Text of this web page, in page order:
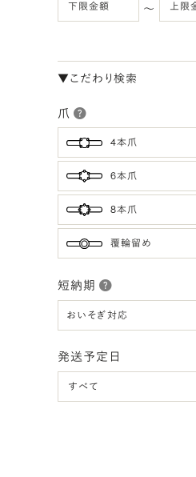
〜
▼こだわり検索
爪
4本爪
6本爪
8本爪
覆輪留め
短納期
おいそぎ対応
発送予定日